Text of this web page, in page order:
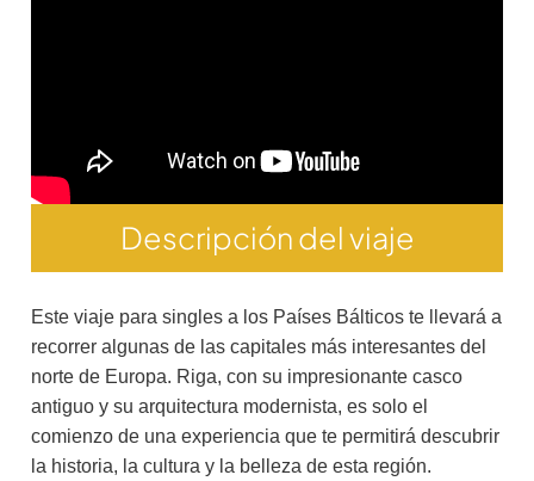
Descripción del viaje
Este viaje para singles a los Países Bálticos te llevará a
recorrer algunas de las capitales más interesantes del
norte de Europa. Riga, con su impresionante casco
antiguo y su arquitectura modernista, es solo el
comienzo de una experiencia que te permitirá descubrir
la historia, la cultura y la belleza de esta región.